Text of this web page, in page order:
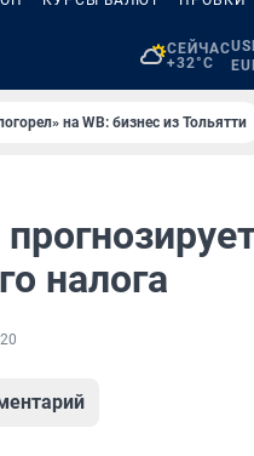
СЕЙЧАС
+32°C
на WB: бизнес из Тольятти
налога